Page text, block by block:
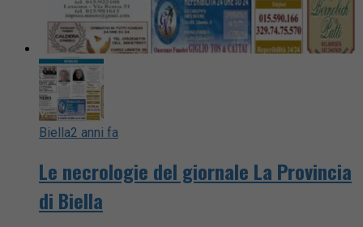
Biella2 anni fa
Le necrologie del giornale La Provincia
di Biella